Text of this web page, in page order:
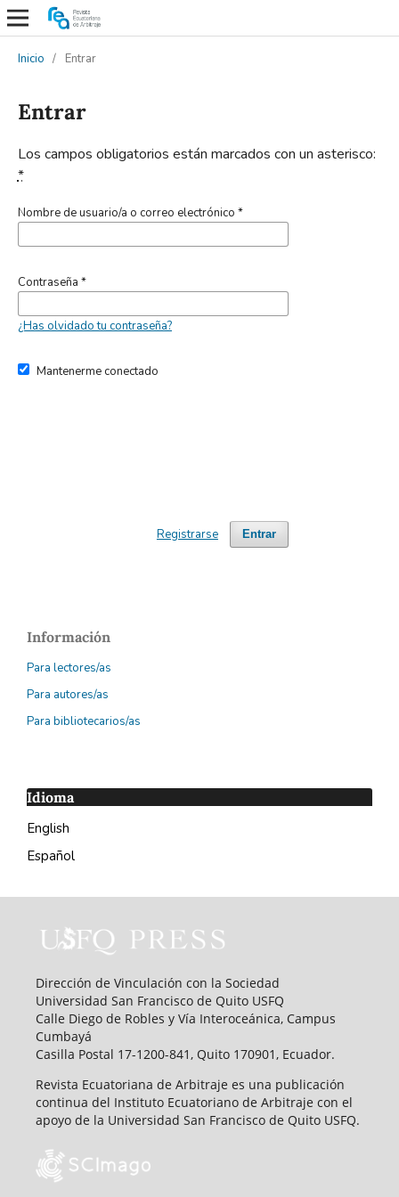
Inicio / Entrar
Entrar
Los campos obligatorios están marcados con un asterisco:
*
Nombre de usuario/a o correo electrónico *
Contraseña *
¿Has olvidado tu contraseña?
Mantenerme conectado
Entrar
Registrarse
Información
Para lectores/as
Para autores/as
Para bibliotecarios/as
Idioma
English
Español
Dirección de Vinculación con la Sociedad
Universidad San Francisco de Quito USFQ
Calle Diego de Robles y Vía Interoceánica, Campus
Cumbayá
Casilla Postal 17-1200-841, Quito 170901, Ecuador.
Revista Ecuatoriana de Arbitraje es una publicación
continua del Instituto Ecuatoriano de Arbitraje con el
apoyo de la Universidad San Francisco de Quito USFQ.